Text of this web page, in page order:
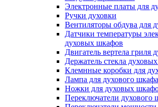
Электронные платы для
Ручки духовки
Вентиляторы обдува для
Датчики температуры
духовых шкафов
Двигатель вертела гриля
Держатель стекла
Клемнные коробки для
Лампа для духового шкафа
Ножки для духовых
Переключатели духового